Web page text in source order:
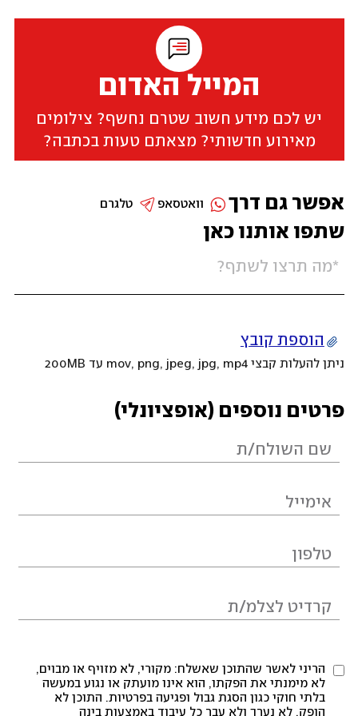
המייל האדום
יש לכם מידע חשוב שטרם נחשף? צילומים
מאירוע חדשותי? מצאתם טעות בכתבה?
שתפו אותנו כאן
הוספת קובץ
ניתן להעלות קבצי mov, png, jpeg, jpg, mp4 עד 200MB
פרטים נוספים (אופציונלי)
הריני לאשר שהתוכן שאשלח: מקורי, לא מזויף או מבוים,
לא מימנתי את הפקתו, הוא אינו מועתק או נגוע במעשה
בלתי חוקי כגון הסגת גבול ופגיעה בפרטיות. התוכן לא
הופק, לא נערך ולא עבר כל עיבוד באמצעות בינה
אפשר גם דרך טלגרם וואטסאפ